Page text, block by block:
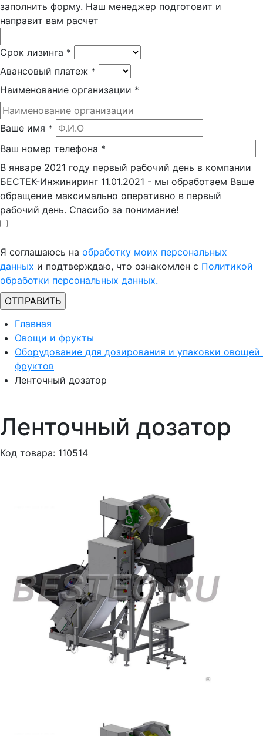
заполнить форму. Наш менеджер подготовит и
направит вам расчет
Срок лизинга *
Авансовый платеж *
Наименование организации *
Ваше имя *
Ваш номер телефона *
В январе 2021 году первый рабочий день в компании
БЕСТЕК-Инжиниринг 11.01.2021 - мы обработаем Ваше
обращение максимально оперативно в первый
рабочий день. Спасибо за понимание!
Я соглашаюсь на обработку моих персональных
данных и подтверждаю, что ознакомлен с Политикой
обработки персональных данных.
Главная
Овощи и фрукты
Оборудование для дозирования и упаковки овощей
фруктов
Ленточный дозатор
Ленточный дозатор
Код товара: 110514